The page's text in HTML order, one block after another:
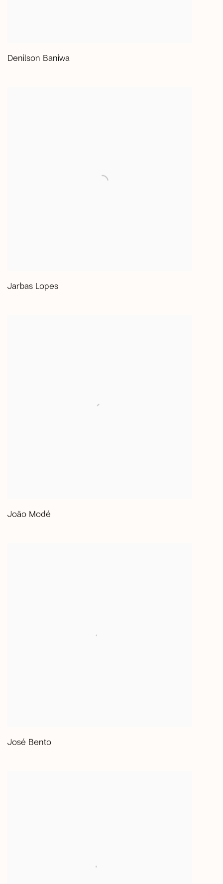
Denilson Baniwa
Jarbas Lopes
João Modé
José Bento